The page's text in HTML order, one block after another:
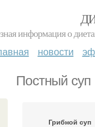
информация о
новости
Постный суп
Грибной суп